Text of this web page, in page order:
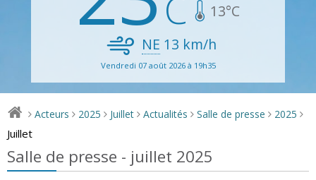
13°C
NE 13 km/h
Vendredi 07 août 2026 à 19h35
> Acteurs > 2025 > Juillet > Actualités > Salle de presse > 2025 >
Juillet
Salle de presse - juillet 2025